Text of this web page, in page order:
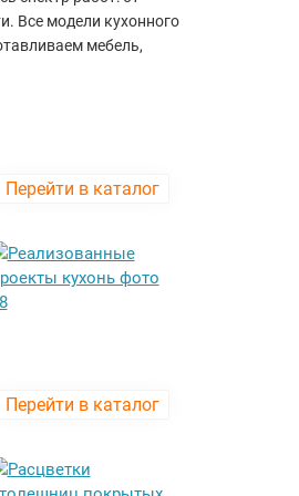
Все модели кухонного
мебель,
Перейти в каталог
Перейти в каталог